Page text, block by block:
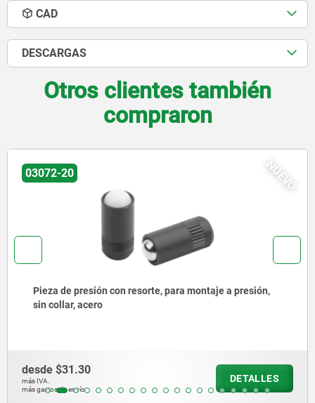
CAD
DESCARGAS
Otros clientes también
compraron
con resorte, para montaje a presión,
03072-30
Pieza de
desde
más IVA.
más gastos de